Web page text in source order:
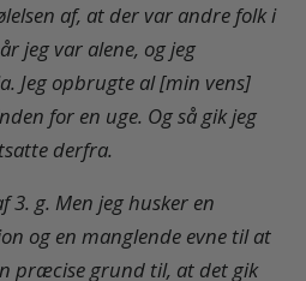
af, at der var andre folk i
jeg var alene, og jeg
Jeg opbrugte al [min vens]
for en uge. Og så gik jeg
derfra.
3. g. Men jeg husker en
og en manglende evne til at
præcise grund til, at det gik